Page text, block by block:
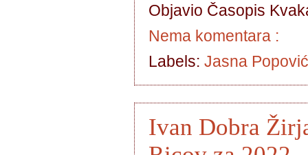
Objavio Časopis
Nema komentara :
Labels: Jasna
Ivan Dobra